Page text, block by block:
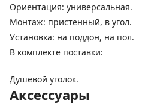
Ориентация: универсальная.
Монтаж: пристенный, в угол.
Установка: на поддон, на пол.
В комплекте поставки:
Душевой уголок.
Аксессуары